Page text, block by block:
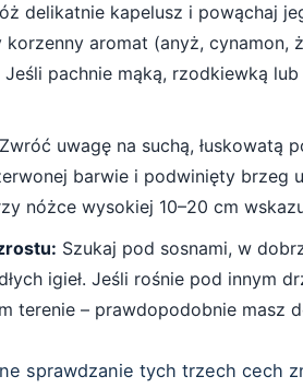
delikatnie kapelusz i powąchaj
korzenny aromat (anyż, cynamon,
Jeśli pachnie mąką, rzodkiewką
Zwróć uwagę na suchą, łuskowatą
barwie i podwinięty brzeg
nóżce wysokiej 10–20 cm
Szukaj pod sosnami, w
igieł. Jeśli rośnie pod innym
terenie – prawdopodobnie masz
sprawdzanie tych trzech cech